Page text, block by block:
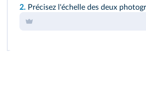
2. Précisez l'échelle des deux